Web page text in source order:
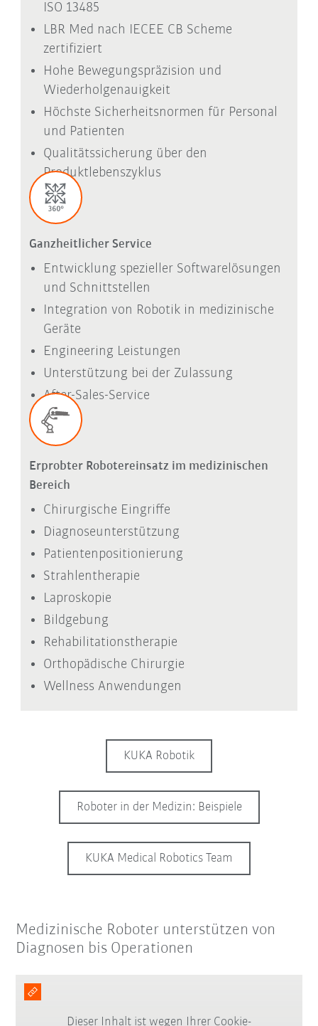
ISO 13485
LBR Med nach IECEE CB Scheme
zertifiziert
Hohe Bewegungspräzision und
Wiederholgenauigkeit
Höchste Sicherheitsnormen für Personal
und Patienten
Qualitätssicherung über den
Produktlebenszyklus
Ganzheitlicher Service
Entwicklung spezieller Softwarelösungen
und Schnittstellen
Integration von Robotik in medizinische
Geräte
Engineering Leistungen
Unterstützung bei der Zulassung
After-Sales-Service
Erprobter Robotereinsatz im medizinischen
Bereich
Chirurgische Eingriffe
Diagnoseunterstützung
Patientenpositionierung
Strahlentherapie
Laproskopie
Bildgebung
Rehabilitationstherapie
Orthopädische Chirurgie
Wellness Anwendungen
KUKA Robotik
Roboter in der Medizin: Beispiele
KUKA Medical Robotics Team
Medizinische Roboter unterstützen von
Diagnosen bis Operationen
Dieser Inhalt ist wegen Ihrer Cookie-